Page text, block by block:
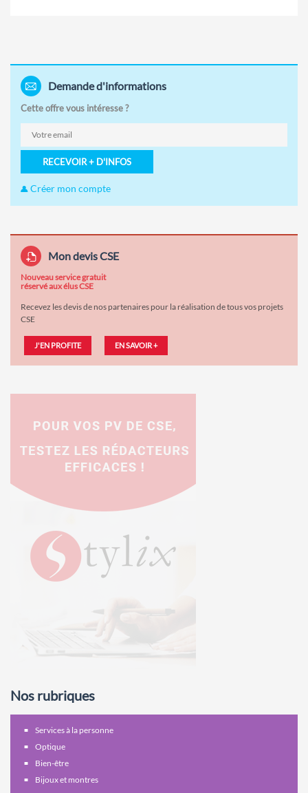
Demande d'informations
Cette offre vous intéresse ?
RECEVOIR + D'INFOS
Créer mon compte
Mon devis CSE
Nouveau service gratuit
réservé aux élus CSE
Recevez les devis de nos partenaires pour la réalisation de tous vos projets
CSE
J'EN PROFITE EN SAVOIR +
Nos rubriques
Services à la personne
Optique
Bien-être
Bijoux et montres